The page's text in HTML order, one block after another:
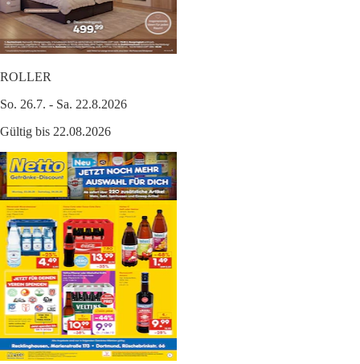
ROLLER
So. 26.7. - Sa. 22.8.2026
Gültig bis 22.08.2026